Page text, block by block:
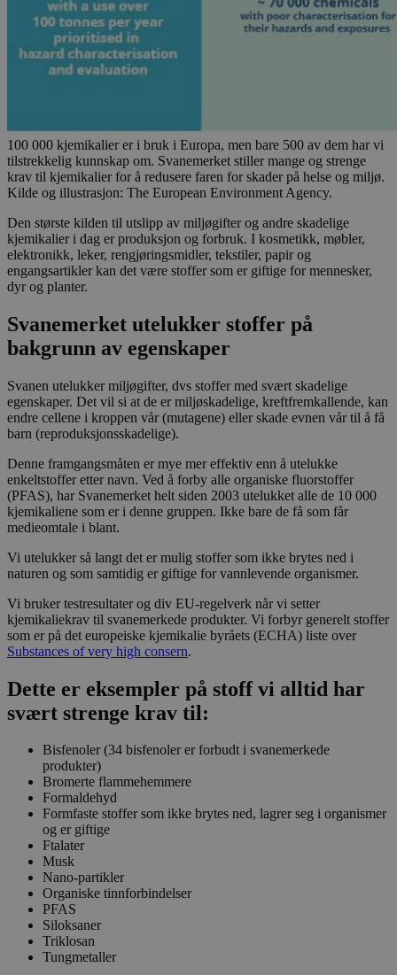
100 000 kjemikalier er i bruk i Europa, men bare 500 av dem har vi
tilstrekkelig kunnskap om. Svanemerket stiller mange og strenge
krav til kjemikalier for å redusere faren for skader på helse og miljø.
Kilde og illustrasjon: The European Environment Agency.
Den største kilden til utslipp av miljøgifter og andre skadelige
kjemikalier i dag er produksjon og forbruk. I kosmetikk, møbler,
elektronikk, leker, rengjøringsmidler, tekstiler, papir og
engangsartikler kan det være stoffer som er giftige for mennesker,
dyr og planter.
Svanemerket utelukker stoffer på
bakgrunn av egenskaper
Svanen utelukker miljøgifter, dvs stoffer med svært skadelige
egenskaper. Det vil si at de er miljøskadelige, kreftfremkallende, kan
endre cellene i kroppen vår (mutagene) eller skade evnen vår til å få
barn (reproduksjonsskadelige).
Denne framgangsmåten er mye mer effektiv enn å utelukke
enkeltstoffer etter navn. Ved å forby alle organiske fluorstoffer
(PFAS), har Svanemerket helt siden 2003 utelukket alle de 10 000
kjemikaliene som er i denne gruppen. Ikke bare de få som får
medieomtale i blant.
Vi utelukker så langt det er mulig stoffer som ikke brytes ned i
naturen og som samtidig er giftige for vannlevende organismer.
Vi bruker testresultater og div EU-regelverk når vi setter
kjemikaliekrav til svanemerkede produkter. Vi forbyr generelt stoffer
som er på det europeiske kjemikalie byråets (ECHA) liste over
Substances of very high consern.
Dette er eksempler på stoff vi alltid har
svært strenge krav til:
Bisfenoler (34 bisfenoler er forbudt i svanemerkede
produkter)
Bromerte flammehemmere
Formaldehyd
Formfaste stoffer som ikke brytes ned, lagrer seg i organismer
og er giftige
Ftalater
Musk
Nano-partikler
Organiske tinnforbindelser
PFAS
Siloksaner
Triklosan
Tungmetaller